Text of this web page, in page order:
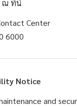
ณ ที่นี้
Center
6000
Notice
and